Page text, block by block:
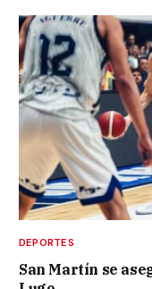
DEPORTES
San Martín se